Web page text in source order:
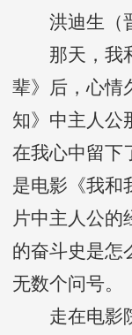
洪迪生（晋
那天，我和
辈》后，心情
知》中主人公
在我心中留下
是电影《我和
片中主人公的
的奋斗史是怎
无数个问号。
走在电影院